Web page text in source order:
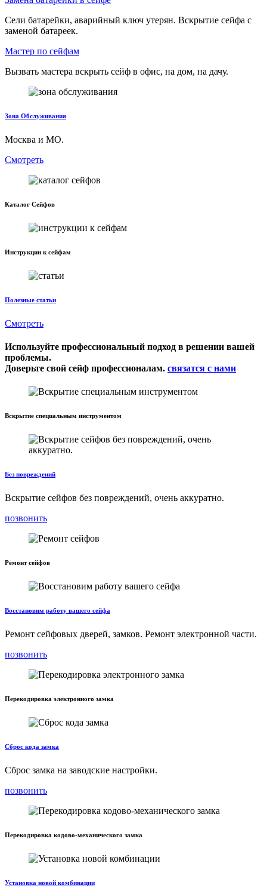
Сели батарейки, аварийный ключ утерян. Вскрытие сейфа с
заменой батареек.
Мастер по сейфам
Вызвать мастера вскрыть сейф в офис, на дом, на дачу.
Зона Обслуживания
Москва и МО.
Смотреть
Каталог Сейфов
Инструкции к сейфам
Полезные статьи
Смотреть
Используйте профессиональный подход в решении вашей
проблемы.
Доверьте свой сейф профессионалам. связатся с нами
Вскрытие специальным инструментом
Без повреждений
Вскрытие сейфов без повреждений, очень аккуратно.
позвонить
Ремонт сейфов
Восстановим работу вашего сейфа
Ремонт сейфовых дверей, замков. Ремонт электронной части.
позвонить
Перекодировка электронного замка
Сброс кода замка
Сброс замка на заводские настройки.
позвонить
Перекодировка кодово-механического замка
Установка новой комбинации